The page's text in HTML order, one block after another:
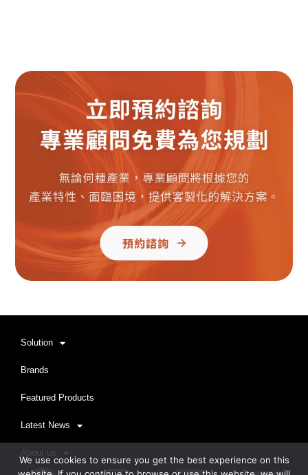
Solution
Brands
Featured Products
Latest News
About us
We use cookies to ensure you get the best experience on this